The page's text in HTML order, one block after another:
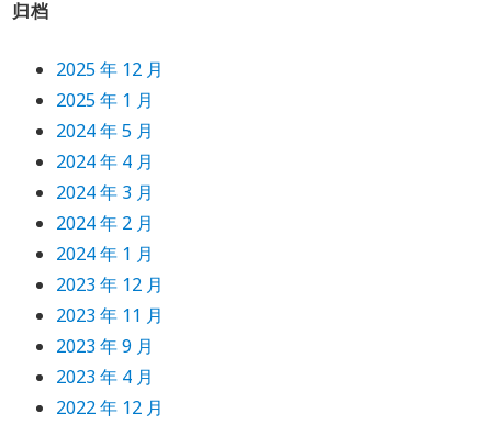
归档
2025 年 12 月
2025 年 1 月
2024 年 5 月
2024 年 4 月
2024 年 3 月
2024 年 2 月
2024 年 1 月
2023 年 12 月
2023 年 11 月
2023 年 9 月
2023 年 4 月
2022 年 12 月